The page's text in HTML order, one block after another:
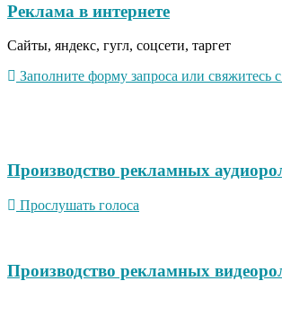
Реклама в интернете
Сайты, яндекс, гугл, соцсети, таргет
Заполните форму запроса или
Производство рекламных
Прослушать голоса
Производство рекламных